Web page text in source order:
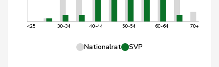
<25 30-34 40-44 50-54 60-64 70+
Nationalrat SVP